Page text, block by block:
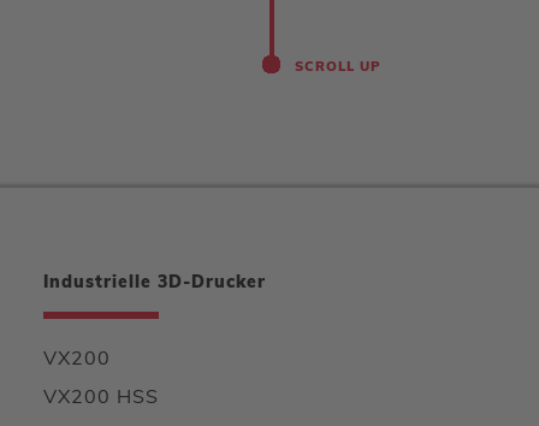
SCROLL UP
Industrielle 3D-Drucker
VX200
VX200 HSS